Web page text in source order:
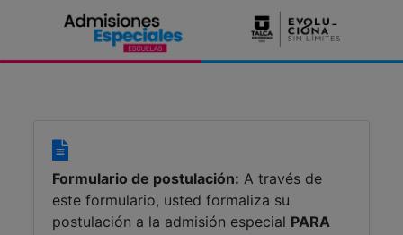
Formulario de postulación: A través de
este formulario, usted formaliza su
postulación a la admisión especial PARA